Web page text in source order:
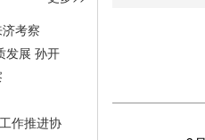
考察
发展 孙开
作推进协